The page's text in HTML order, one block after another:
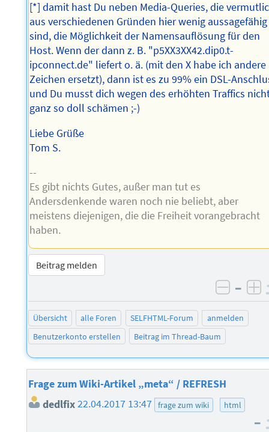
[*] damit hast Du neben Media-Queries, die
aus verschiedenen Gründen hier wenig aussagefähig
sind, die Möglichkeit der Namensauflösung für den
Host. Wenn der dann z. B. "p5XX3XX42.dip0.t-
ipconnect.de" liefert o. ä. (mit den X habe ich andere
Zeichen ersetzt), dann ist es zu 99% ein DSL-
und Du musst dich wegen des erhöhten Traffics
ganz so doll schämen ;-)
Liebe Grüße
Tom S.
--
Es gibt nichts Gutes, außer man tut es
Andersdenkende waren noch nie beliebt, aber
meistens diejenigen, die die Freiheit vorangebracht
haben.
Beitrag melden
–
Übersicht alle Foren SELFHTML-Forum
anmelden
Benutzerkonto erstellen
Beitrag im Thread-Baum
Frage zum Wiki-Artikel „meta“ / REFRESH
dedlfix22.04.2017 13:47 frage zum wiki html
–